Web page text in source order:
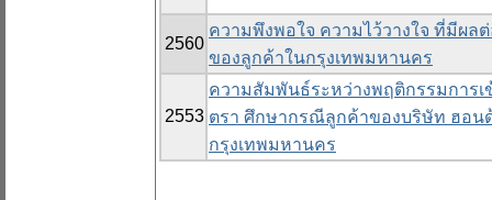
2560
ความพึงพอใจ ความไว้วางใจ ที่มีผ
ของลูกค้าในกรุงเทพมหานคร
2553
ความสัมพันธ์ระหว่างพฤติกรรมการ
ตรา ศึกษากรณีลูกค้าของบริษัท ฮอน
กรุงเทพมหานคร